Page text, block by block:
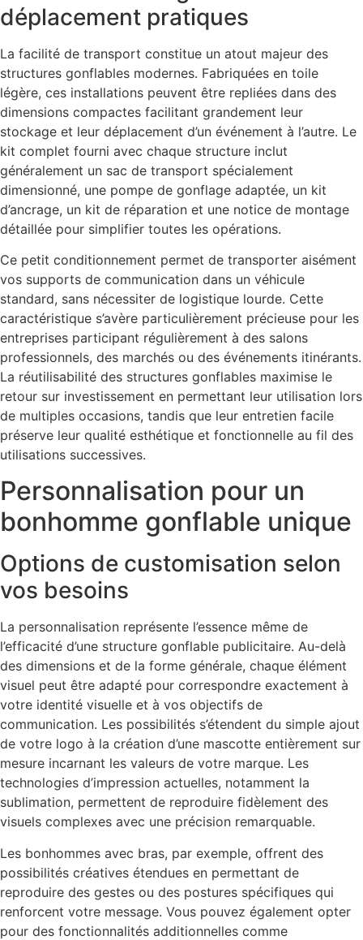
déplacement pratiques
La facilité de transport constitue un atout majeur des
structures gonflables modernes. Fabriquées en toile
légère, ces installations peuvent être repliées dans des
dimensions compactes facilitant grandement leur
stockage et leur déplacement d’un événement à l’autre. Le
kit complet fourni avec chaque structure inclut
généralement un sac de transport spécialement
dimensionné, une pompe de gonflage adaptée, un kit
d’ancrage, un kit de réparation et une notice de montage
détaillée pour simplifier toutes les opérations.
Ce petit conditionnement permet de transporter aisément
vos supports de communication dans un véhicule
standard, sans nécessiter de logistique lourde. Cette
caractéristique s’avère particulièrement précieuse pour les
entreprises participant régulièrement à des salons
professionnels, des marchés ou des événements itinérants.
La réutilisabilité des structures gonflables maximise le
retour sur investissement en permettant leur utilisation lors
de multiples occasions, tandis que leur entretien facile
préserve leur qualité esthétique et fonctionnelle au fil des
utilisations successives.
Personnalisation pour un
bonhomme gonflable unique
Options de customisation selon
vos besoins
La personnalisation représente l’essence même de
l’efficacité d’une structure gonflable publicitaire. Au-delà
des dimensions et de la forme générale, chaque élément
visuel peut être adapté pour correspondre exactement à
votre identité visuelle et à vos objectifs de
communication. Les possibilités s’étendent du simple ajout
de votre logo à la création d’une mascotte entièrement sur
mesure incarnant les valeurs de votre marque. Les
technologies d’impression actuelles, notamment la
sublimation, permettent de reproduire fidèlement des
visuels complexes avec une précision remarquable.
Les bonhommes avec bras, par exemple, offrent des
possibilités créatives étendues en permettant de
reproduire des gestes ou des postures spécifiques qui
renforcent votre message. Vous pouvez également opter
pour des fonctionnalités additionnelles comme